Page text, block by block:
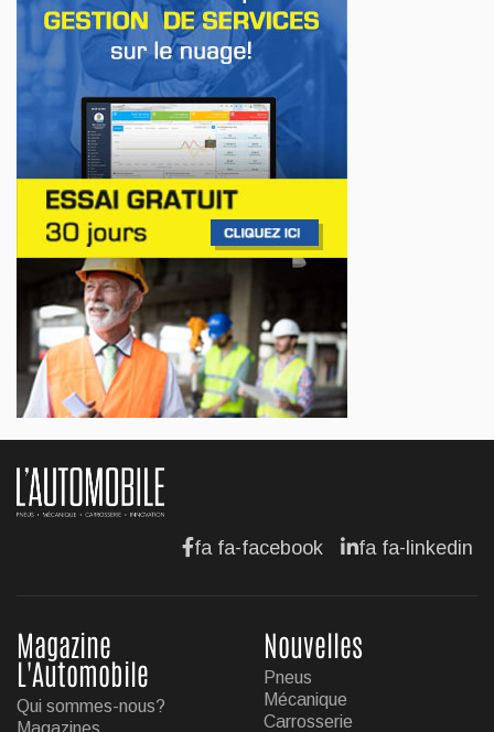
AFFAIRES
Premier contact avec le Lotus Eletre
Jul 14, 2026
AFFAIRES
Lotus célèbre l'arrivée de ses Eletre au
Canada
Jul 13, 2026
AFFAIRES
Maserati se recherche un partenaire
Jul 12, 2026
AFFAIRES
Hyundai dévoile sa nouvelle Elantra
Jul 11, 2026
fa fa-facebook fa fa-linkedin
Magazine
L'Automobile
Qui sommes-nous?
Nouvelles
Pneus
Mécanique
Carrosserie